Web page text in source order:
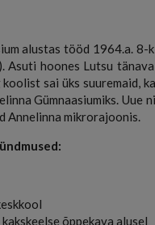
alustas tööd 1964.a.
Asuti hoones Lutsu
sai üks suuremaid,
Gümnaasiumiks.
Annelinna mikrorajoonis.
õppekava alusel